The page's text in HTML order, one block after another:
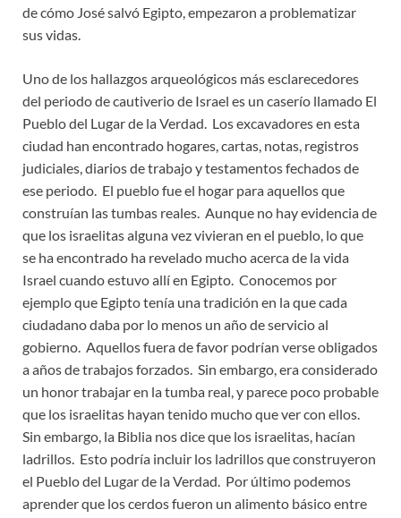
de cómo José salvó Egipto, empezaron a problematizar
sus vidas.
Uno de los hallazgos arqueológicos más esclarecedores
del periodo de cautiverio de Israel es un caserío llamado El
Pueblo del Lugar de la Verdad. Los excavadores en esta
ciudad han encontrado hogares, cartas, notas, registros
judiciales, diarios de trabajo y testamentos fechados de
ese periodo. El pueblo fue el hogar para aquellos que
construían las tumbas reales. Aunque no hay evidencia de
que los israelitas alguna vez vivieran en el pueblo, lo que
se ha encontrado ha revelado mucho acerca de la vida
Israel cuando estuvo allí en Egipto. Conocemos por
ejemplo que Egipto tenía una tradición en la que cada
ciudadano daba por lo menos un año de servicio al
gobierno. Aquellos fuera de favor podrían verse obligados
a años de trabajos forzados. Sin embargo, era considerado
un honor trabajar en la tumba real, y parece poco probable
que los israelitas hayan tenido mucho que ver con ellos.
Sin embargo, la Biblia nos dice que los israelitas, hacían
ladrillos. Esto podría incluir los ladrillos que construyeron
el Pueblo del Lugar de la Verdad. Por último podemos
aprender que los cerdos fueron un alimento básico entre